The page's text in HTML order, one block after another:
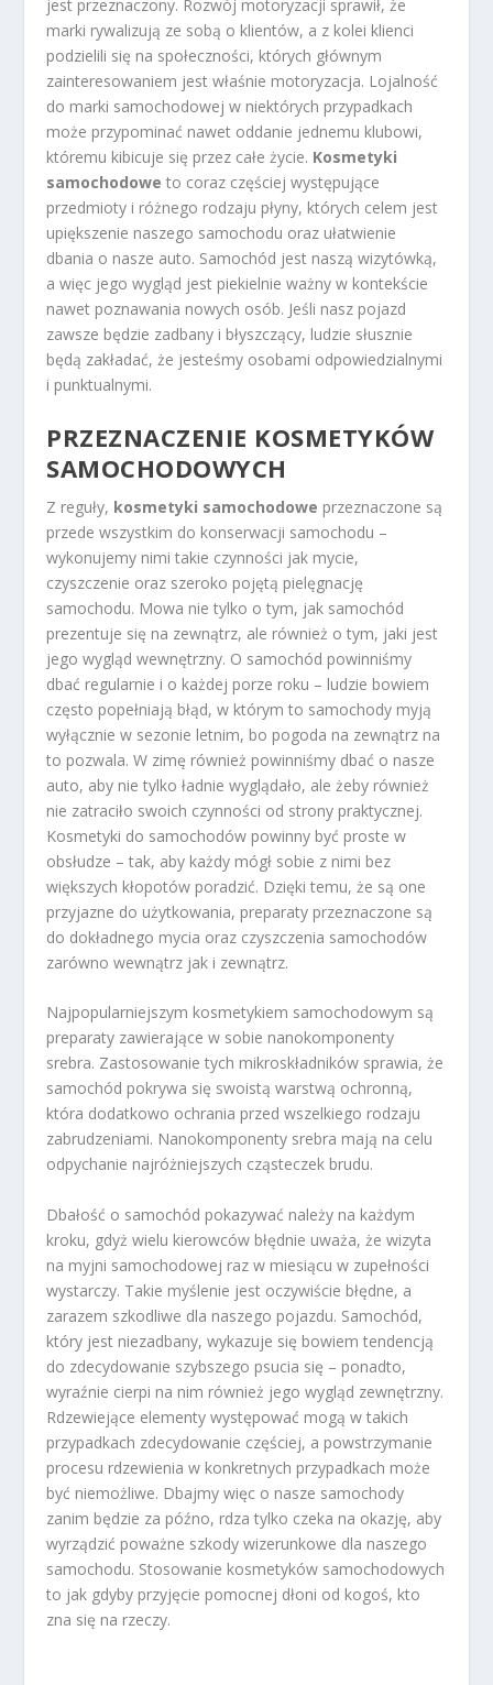
jest przeznaczony. Rozwój motoryzacji sprawił, że
marki rywalizują ze sobą o klientów, a z kolei klienci
podzielili się na społeczności, których głównym
zainteresowaniem jest właśnie motoryzacja. Lojalność
do marki samochodowej w niektórych przypadkach
może przypominać nawet oddanie jednemu klubowi,
któremu kibicuje się przez całe życie. Kosmetyki
samochodowe to coraz częściej występujące
przedmioty i różnego rodzaju płyny, których celem jest
upiększenie naszego samochodu oraz ułatwienie
dbania o nasze auto. Samochód jest naszą wizytówką,
a więc jego wygląd jest piekielnie ważny w kontekście
nawet poznawania nowych osób. Jeśli nasz pojazd
zawsze będzie zadbany i błyszczący, ludzie słusznie
będą zakładać, że jesteśmy osobami odpowiedzialnymi
i punktualnymi.
PRZEZNACZENIE KOSMETYKÓW
SAMOCHODOWYCH
Z reguły, kosmetyki samochodowe przeznaczone są
przede wszystkim do konserwacji samochodu –
wykonujemy nimi takie czynności jak mycie,
czyszczenie oraz szeroko pojętą pielęgnację
samochodu. Mowa nie tylko o tym, jak samochód
prezentuje się na zewnątrz, ale również o tym, jaki jest
jego wygląd wewnętrzny. O samochód powinniśmy
dbać regularnie i o każdej porze roku – ludzie bowiem
często popełniają błąd, w którym to samochody myją
wyłącznie w sezonie letnim, bo pogoda na zewnątrz na
to pozwala. W zimę również powinniśmy dbać o nasze
auto, aby nie tylko ładnie wyglądało, ale żeby również
nie zatraciło swoich czynności od strony praktycznej.
Kosmetyki do samochodów powinny być proste w
obsłudze – tak, aby każdy mógł sobie z nimi bez
większych kłopotów poradzić. Dzięki temu, że są one
przyjazne do użytkowania, preparaty przeznaczone są
do dokładnego mycia oraz czyszczenia samochodów
zarówno wewnątrz jak i zewnątrz.
Najpopularniejszym kosmetykiem samochodowym są
preparaty zawierające w sobie nanokomponenty
srebra. Zastosowanie tych mikroskładników sprawia, że
samochód pokrywa się swoistą warstwą ochronną,
która dodatkowo ochrania przed wszelkiego rodzaju
zabrudzeniami. Nanokomponenty srebra mają na celu
odpychanie najróżniejszych cząsteczek brudu.
Dbałość o samochód pokazywać należy na każdym
kroku, gdyż wielu kierowców błędnie uważa, że wizyta
na myjni samochodowej raz w miesiącu w zupełności
wystarczy. Takie myślenie jest oczywiście błędne, a
zarazem szkodliwe dla naszego pojazdu. Samochód,
który jest niezadbany, wykazuje się bowiem tendencją
do zdecydowanie szybszego psucia się – ponadto,
wyraźnie cierpi na nim również jego wygląd zewnętrzny.
Rdzewiejące elementy występować mogą w takich
przypadkach zdecydowanie częściej, a powstrzymanie
procesu rdzewienia w konkretnych przypadkach może
być niemożliwe. Dbajmy więc o nasze samochody
zanim będzie za późno, rdza tylko czeka na okazję, aby
wyrządzić poważne szkody wizerunkowe dla naszego
samochodu. Stosowanie kosmetyków samochodowych
to jak gdyby przyjęcie pomocnej dłoni od kogoś, kto
zna się na rzeczy.